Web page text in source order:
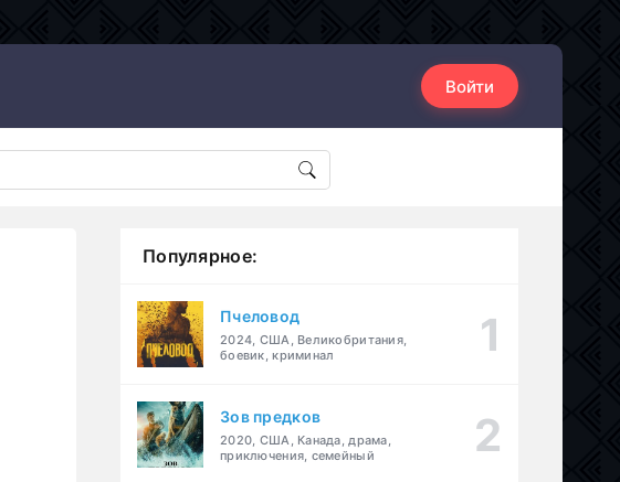
Войти
Популярное:
Пчеловод
2024, США, Великобритания,
боевик, криминал
Зов предков
2020, США, Канада, драма,
приключения, семейный